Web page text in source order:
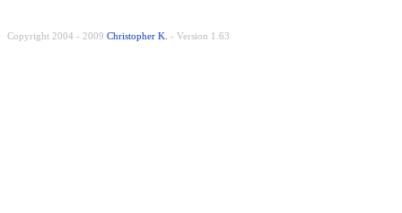
Copyright 2004 - 2009 Christopher K. - Version 1.63